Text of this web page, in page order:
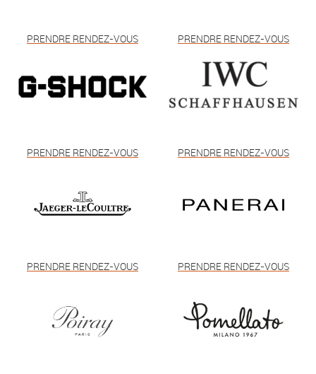
PRENDRE RENDEZ-VOUS PRENDRE RENDEZ-VOUS
PRENDRE RENDEZ-VOUS PRENDRE RENDEZ-VOUS
PRENDRE RENDEZ-VOUS PRENDRE RENDEZ-VOUS